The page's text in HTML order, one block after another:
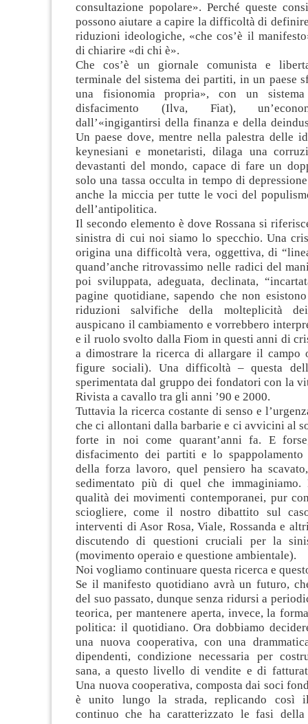
consultazione popolare». Perché queste
possono aiutare a capire la difficoltà di
riduzioni ideologiche, «che cos’è il
di chiarire «di chi è».
Che cos’è un giornale comunista e
terminale del sistema dei partiti, in un paese
una fisionomia propria», con un
disfacimento (Ilva, Fiat),
dall’«ingigantirsi della finanza e della
Un paese dove, mentre nella palestra delle
keynesiani e monetaristi, dilaga una
devastanti del mondo, capace di fare un
solo una tassa occulta in tempo di
anche la miccia per tutte le voci del
dell’antipolitica.
Il secondo elemento è dove Rossana si
sinistra di cui noi siamo lo specchio. Una
origina una difficoltà vera, oggettiva, di
quand’anche ritrovassimo nelle radici del
poi sviluppata, adeguata, declinata,
pagine quotidiane, sapendo che non
riduzioni salvifiche della molteplicità
auspicano il cambiamento e vorrebbero
e il ruolo svolto dalla Fiom in questi anni di
a dimostrare la ricerca di allargare il campo
figure sociali). Una difficoltà – questa
sperimentata dal gruppo dei fondatori con la
Rivista a cavallo tra gli anni ’90 e 2000.
Tuttavia la ricerca costante di senso e
che ci allontani dalla barbarie e ci avvicini al
forte in noi come quarant’anni fa. E
disfacimento dei partiti e lo
della forza lavoro, quel pensiero ha
sedimentato più di quel che
qualità dei movimenti contemporanei, pur
sciogliere, come il nostro dibattito sul
interventi di Asor Rosa, Viale, Rossanda e
discutendo di questioni cruciali per la
(movimento operaio e questione ambientale).
Noi vogliamo continuare questa ricerca e
Se il manifesto quotidiano avrà un futuro,
del suo passato, dunque senza ridursi a
teorica, per mantenere aperta, invece, la
politica: il quotidiano. Ora dobbiamo
una nuova cooperativa, con una
dipendenti, condizione necessaria per
sana, a questo livello di vendite e di
Una nuova cooperativa, composta dai soci
è unito lungo la strada, replicando così il
continuo che ha caratterizzato le fasi